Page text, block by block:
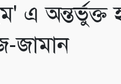
অন্তর্ভুক্ত
জামান